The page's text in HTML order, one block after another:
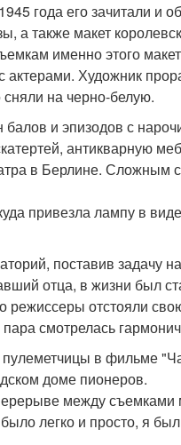
года его зачитали и
также макет
именно этого
актерами. Художник
на черно-белую.
и эпизодов с
антикварную
в Берлине. Сложным
привезла лампу в
поставив задачу
отца, в жизни был
режиссеры отстояли
смотрелась
в фильме
доме пионеров.
между съемками
легко и просто, я